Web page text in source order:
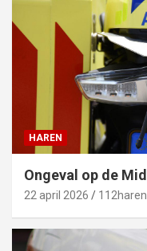
HAREN
Ongeval op de
22 april 2026 112haren